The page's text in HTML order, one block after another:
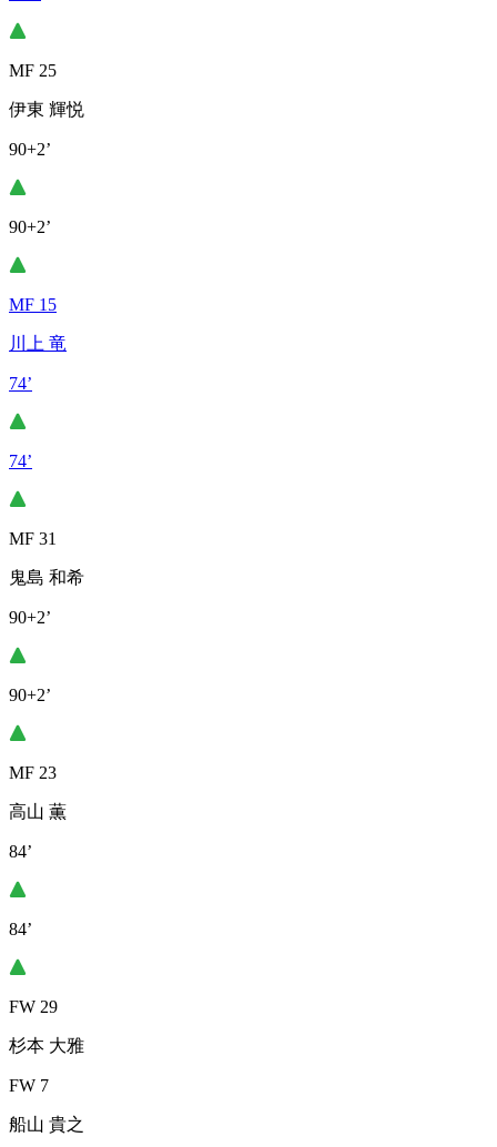
MF 25
伊東 輝悦
90+2’
90+2’
MF 15
川上 竜
74’
74’
MF 31
鬼島 和希
90+2’
90+2’
MF 23
高山 薫
84’
84’
FW 29
杉本 大雅
FW 7
船山 貴之